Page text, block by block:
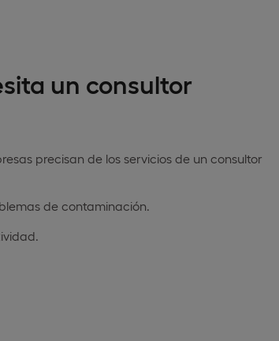
un consultor
precisan de los servicios de un consultor
de contaminación.